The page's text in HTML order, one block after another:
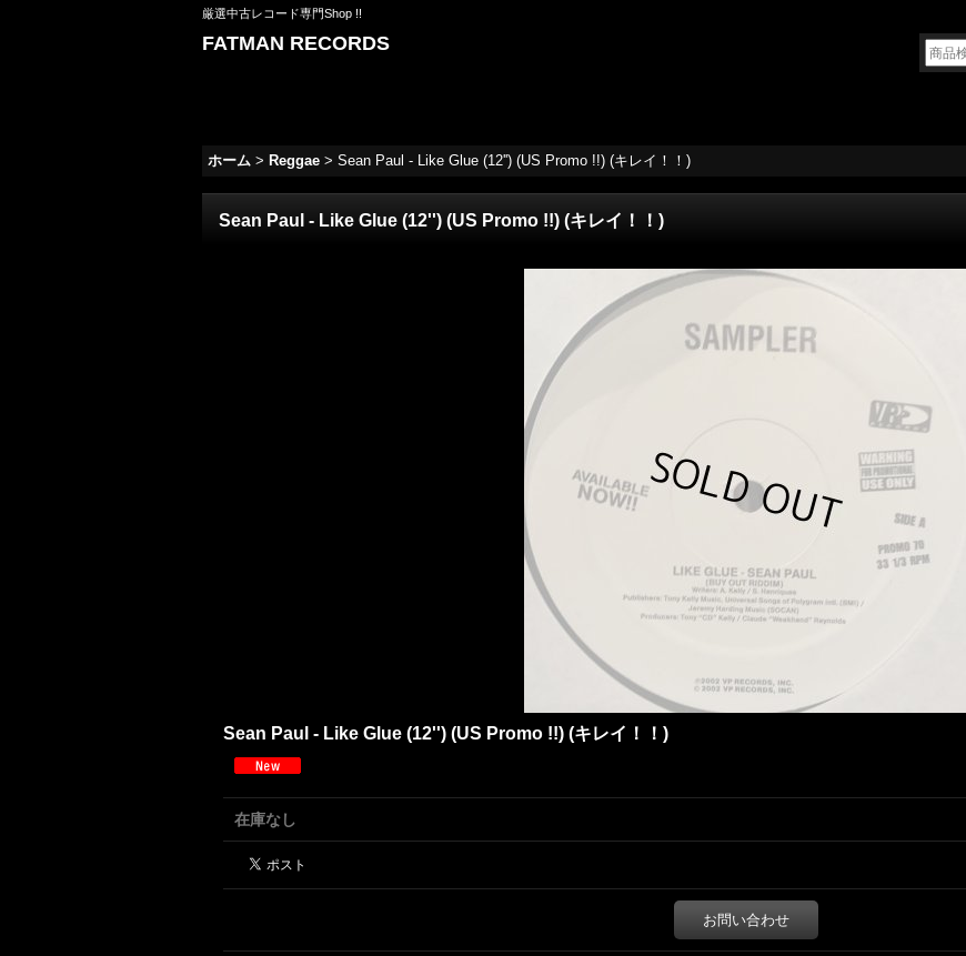
厳選中古レコード専門Shop !!
FATMAN RECORDS
ホーム > Reggae > Sean Paul - Like Glue (12'') (US Promo !!) (キレイ！！)
Sean Paul - Like Glue (12'') (US Promo !!) (キレイ！！)
Sean Paul - Like Glue (12'') (US Promo !!) (キレイ！！)
在庫なし
お問い合わせ